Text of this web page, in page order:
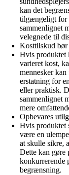
kan det
tilgængeligt for
sammenlignet
velegnede til
Kosttilskud
Hvis produktet
varieret kost,
mennesker
erstatning for
eller praktisk.
sammenlignet
mere
Opbevares
Hvis produktet
være en
at skulle sikre,
Dette kan gøre
konkurrerende
begrænsning.